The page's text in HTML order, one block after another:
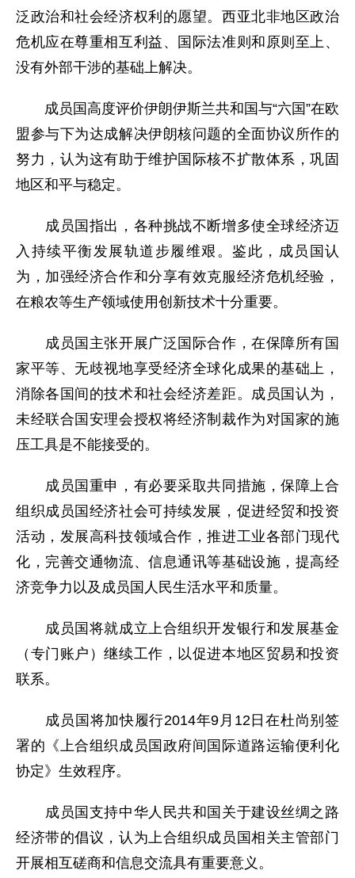
泛政治和社会经济权利的愿望。西亚北非地区政治
危机应在尊重相互利益、国际法准则和原则至上、
没有外部干涉的基础上解决。
成员国高度评价伊朗伊斯兰共和国与“六国”在欧
盟参与下为达成解决伊朗核问题的全面协议所作的
努力，认为这有助于维护国际核不扩散体系，巩固
地区和平与稳定。
成员国指出，各种挑战不断增多使全球经济迈
入持续平衡发展轨道步履维艰。鉴此，成员国认
为，加强经济合作和分享有效克服经济危机经验，
在粮农等生产领域使用创新技术十分重要。
成员国主张开展广泛国际合作，在保障所有国
家平等、无歧视地享受经济全球化成果的基础上，
消除各国间的技术和社会经济差距。成员国认为，
未经联合国安理会授权将经济制裁作为对国家的施
压工具是不能接受的。
成员国重申，有必要采取共同措施，保障上合
组织成员国经济社会可持续发展，促进经贸和投资
活动，发展高科技领域合作，推进工业各部门现代
化，完善交通物流、信息通讯等基础设施，提高经
济竞争力以及成员国人民生活水平和质量。
成员国将就成立上合组织开发银行和发展基金
（专门账户）继续工作，以促进本地区贸易和投资
联系。
成员国将加快履行2014年9月12日在杜尚别签
署的《上合组织成员国政府间国际道路运输便利化
协定》生效程序。
成员国支持中华人民共和国关于建设丝绸之路
经济带的倡议，认为上合组织成员国相关主管部门
开展相互磋商和信息交流具有重要意义。